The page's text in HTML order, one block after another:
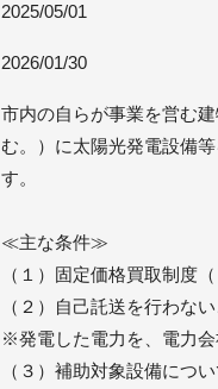
2025/05/01
2026/01/30
市内の自らが事業を営む
む。）に太陽光発電設備
す。
≪主な条件≫
（１）固定価格買取制度
（２）自己託送を行わない
※発電した電力を、電力会
（３）補助対象設備につ